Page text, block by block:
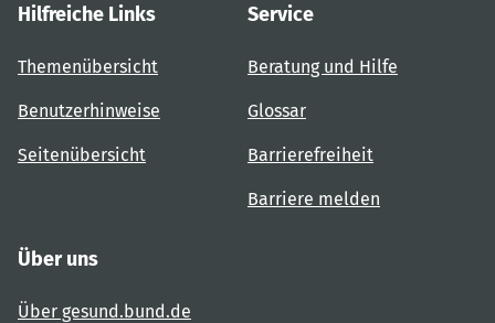
Hilfreiche Links
Themenübersicht
Benutzerhinweise
Seitenübersicht
Service
Beratung und Hilfe
Glossar
Barrierefreiheit
Barriere melden
Über uns
Über gesund.bund.de